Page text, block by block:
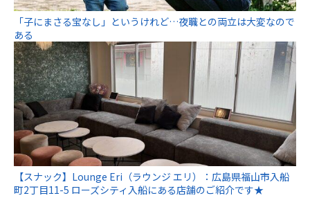
「子にまさる宝なし」というけれど…夜職との両立は大変なので
ある
【スナック】Lounge Eri（ラウンジ エリ）：広島県福山市入船
町2丁目11-5 ローズシティ入船にある店舗のご紹介です★